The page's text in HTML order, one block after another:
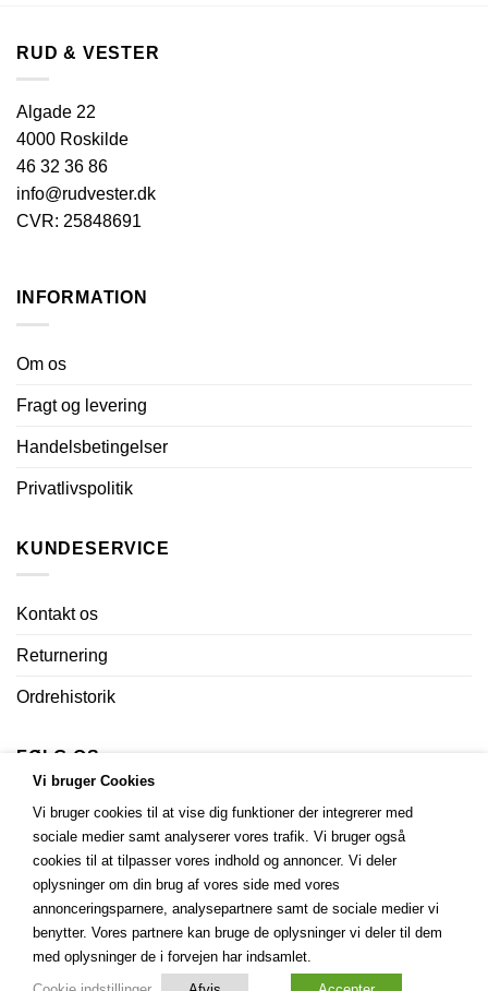
flere
kan
vælges
på
RUD & VESTER
Algade 22
4000 Roskilde
46 32 36 86
info@rudvester.dk
CVR: 25848691
INFORMATION
Om os
Fragt og levering
Handelsbetingelser
Privatlivspolitik
KUNDESERVICE
Kontakt os
Returnering
Ordrehistorik
FØLG OS
Vi bruger Cookies
Vi bruger cookies til at vise dig funktioner der integrerer med
sociale medier samt analyserer vores trafik. Vi bruger også
cookies til at tilpasser vores indhold og annoncer. Vi deler
oplysninger om din brug af vores side med vores
annonceringsparnere, analysepartnere samt de sociale medier vi
benytter. Vores partnere kan bruge de oplysninger vi deler til dem
med oplysninger de i forvejen har indsamlet.